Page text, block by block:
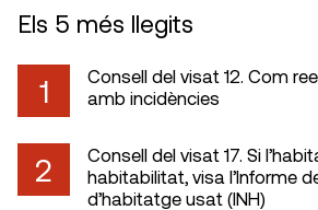
Els 5 més llegits
1
Consell del visat 12. Com
amb incidències
2
Consell del visat 17. Si
habitabilitat, visa l’Informe
d’habitatge usat (INH)